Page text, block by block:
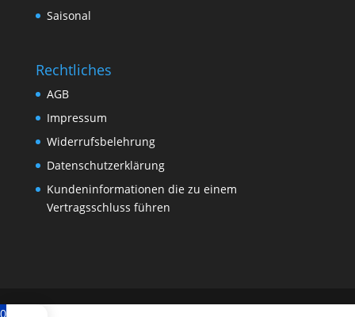
Saisonal
Rechtliches
AGB
Impressum
Widerrufsbelehrung
Datenschutzerklärung
Kundeninformationen die zu einem
Vertragsschluss führen
0